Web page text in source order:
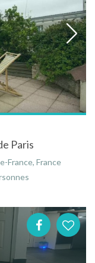
Paris
France, France